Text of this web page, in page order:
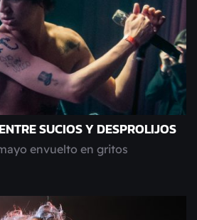
SUCIOS Y DESPROLIJOS
envuelto en gritos